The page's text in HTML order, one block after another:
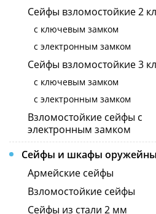
Сейфы взломостойкие 2
с ключевым замком
с электронным замком
Сейфы взломостойкие 3
с ключевым замком
с электронным замком
Взломостойкие сейфы с
электронным замком
Сейфы и шкафы
Армейские сейфы
Взломостойкие сейфы
Сейфы из стали 2 мм